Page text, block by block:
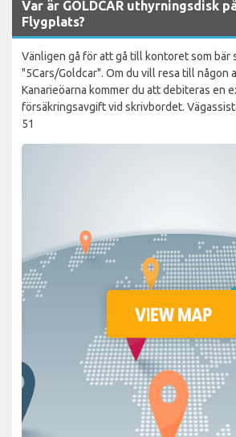
Var är GOLDCAR uthyrningsdisk
Flygplats?
Vänligen gå för att gå till kontoret som bär
"5Cars/Goldcar". Om du vill resa till någon
Kanarieöarna kommer du att debiteras en
försäkringsavgift vid skrivbordet.
51